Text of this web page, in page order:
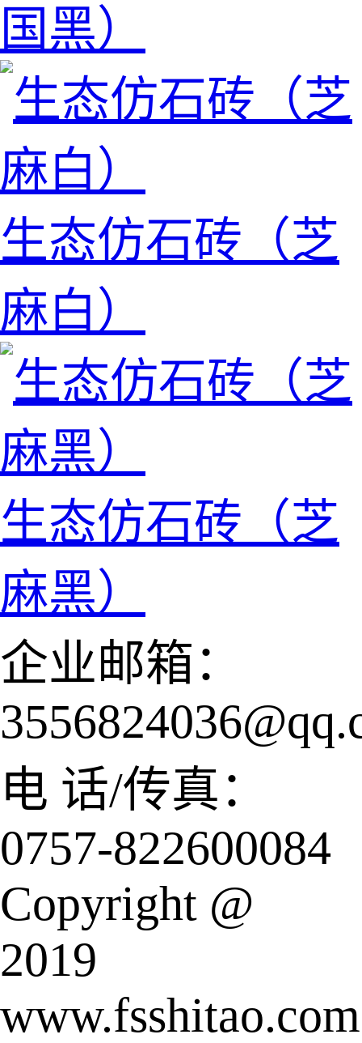
国黑）
生态仿石砖（芝
麻白）
生态仿石砖（芝
麻黑）
企业邮箱：
电 话/传真：
0757-822600084
Copyright @
2019
www.fsshitao.com